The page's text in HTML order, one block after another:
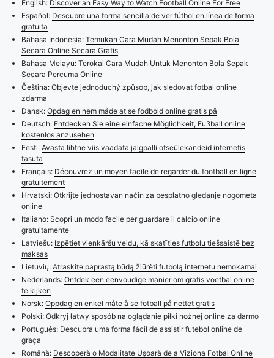
English: Discover an Easy Way to Watch Football Online For Free
Español: Descubre una forma sencilla de ver fútbol en línea de forma
gratuita
Bahasa Indonesia: Temukan Cara Mudah Menonton Sepak Bola
Secara Online Secara Gratis
Bahasa Melayu: Terokai Cara Mudah Untuk Menonton Bola Sepak
Secara Percuma Online
Čeština: Objevte jednoduchý způsob, jak sledovat fotbal online
zdarma
Dansk: Opdag en nem måde at se fodbold online gratis på
Deutsch: Entdecken Sie eine einfache Möglichkeit, Fußball online
kostenlos anzusehen
Eesti: Avasta lihtne viis vaadata jalgpalli otseülekandeid internetis
tasuta
Français: Découvrez un moyen facile de regarder du football en ligne
gratuitement
Hrvatski: Otkrijte jednostavan način za besplatno gledanje nogometa
online
Italiano: Scopri un modo facile per guardare il calcio online
gratuitamente
Latviešu: Izpētiet vienkāršu veidu, kā skatīties futbolu tiešsaistē bez
maksas
Lietuvių: Atraskite paprastą būdą žiūrėti futbolą internetu nemokamai
Nederlands: Ontdek een eenvoudige manier om gratis voetbal online
te kijken
Norsk: Oppdag en enkel måte å se fotball på nettet gratis
Polski: Odkryj łatwy sposób na oglądanie piłki nożnej online za darmo
Português: Descubra uma forma fácil de assistir futebol online de
graça
Română: Descoperă o Modalitate Ușoară de a Viziona Fotbal Online